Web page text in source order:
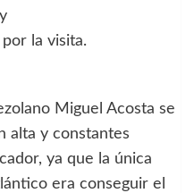
la visita.
Miguel Acosta se
alta y constantes
ya que la única
era conseguir el